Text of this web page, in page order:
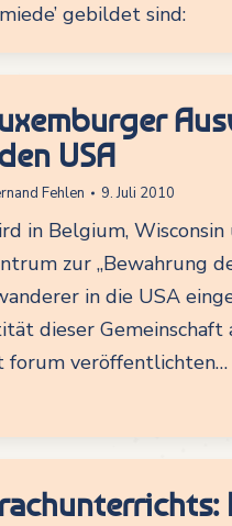
gebildet sind:
USA
Fehlen 9. Juli 2010
in Belgium, Wisconsin
zur „Bewahrung
in die USA
dieser Gemeinschaft
forum veröffentlichten…